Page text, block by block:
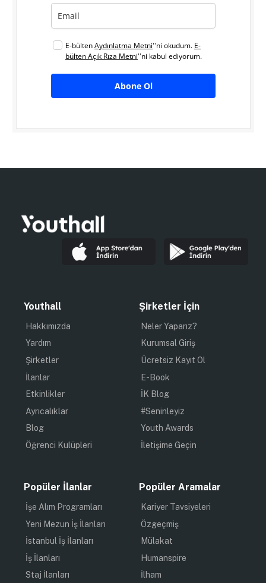
E-bültenAydınlatma Metni''ni okudum. E-
bülten Açık Rıza Metni''ni kabul ediyorum.
Abone Ol
Youthall
Hakkımızda
Yardım
Şirketler
İlanlar
Etkinlikler
Ayrıcalıklar
Blog
Öğrenci Kulüpleri
Şirketler İçin
Neler Yaparız?
Kurumsal Giriş
Ücretsiz Kayıt Ol
E-Book
İK Blog
#Seninleyiz
Youth Awards
İletişime Geçin
Popüler İlanlar
İşe Alım Programları
Yeni Mezun İş İlanları
İstanbul İş İlanları
İş İlanları
Staj İlanları
Popüler Aramalar
Kariyer Tavsiyeleri
Özgeçmiş
Mülakat
Humanspire
İlham